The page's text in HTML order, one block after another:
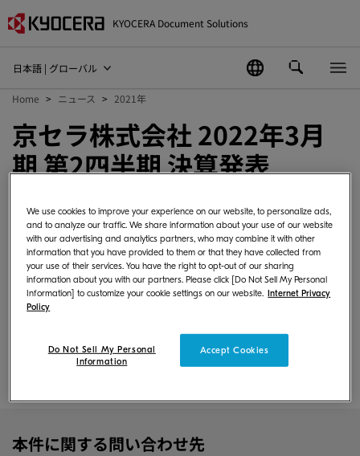
KYOCERA Document Solutions
日本語 | グローバル
Home ニュース 2021年
京セラ株式会社 2022年3月
期 第2四半期 決算発表
京セラ株式会社2022年3月期 第2四半期決算発
表を実施しました。
京セラホームページ
覧ください。
本件に関する問い合わせ先
We use cookies to improve your experience on our website, to personalize ads,
and to analyze our traffic. We share information about your use of our website
with our advertising and analytics partners, who may combine it with other
information that you have provided to them or that they have collected from
your use of their services. You have the right to opt-out of our sharing
information about you with our partners. Please click [Do Not Sell My Personal
Information] to customize your cookie settings on our website. Internet Privacy
Policy
Accept Cookies
Do Not Sell My Personal
Information